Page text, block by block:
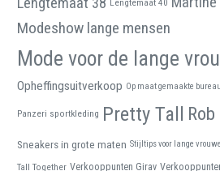
Modeshow lange mensen
Mode voor de lange
Opheffingsuitverkoop Op maat gemaakte
Panzeri sportkleding Pretty Tall
Sneakers in grote maten Stijltips voor lange
Tall Together Verkooppunten Girav